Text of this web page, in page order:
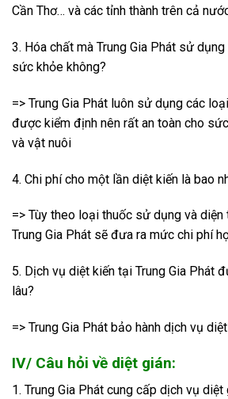
Cần Thơ… và các tỉnh thành trên cả
3. Hóa chất mà Trung Gia Phát sử
sức khỏe không?
=> Trung Gia Phát luôn sử dụng các
được kiểm định nên rất an toàn cho
và vật nuôi
4. Chi phí cho một lần diệt kiến là bao
=> Tùy theo loại thuốc sử dụng và
Trung Gia Phát sẽ đưa ra mức chi phí
5. Dịch vụ diệt kiến tại Trung Gia Phát
lâu?
=> Trung Gia Phát bảo hành dịch vụ
IV/ Câu hỏi về diệt gián:
1. Trung Gia Phát cung cấp dịch vụ diệt